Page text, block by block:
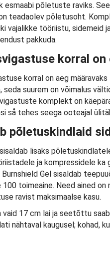
esmaabi põletuste raviks.
teadaolev põletusoht.
vajalikke tööriistu, sidemeid
pakkuda.
korral
korral on aeg
seda suurem on võimalus
komplekt on
så tehes seega ooteajal
põletuskindlaid
lisaks
ja kompressidele ka
Gel sisaldab
100 toimeaine. Need ained
ravist maksimaalse kasu.
vaid 17 cm lai ja seetõttu
nähtaval kaugusel; kohad,